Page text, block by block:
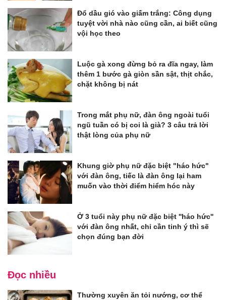
Đổ dầu gió vào giấm trắng: Công dụng
tuyệt vời nhà nào cũng cần, ai biết cũng
vội học theo
Luộc gà xong đừng bỏ ra đĩa ngay, làm
thêm 1 bước gà giòn sần sật, thịt chắc,
chặt không bị nát
Trong mắt phụ nữ, đàn ông ngoài tuổi
ngũ tuần có bị coi là già? 3 câu trả lời
thật lòng của phụ nữ
Khung giờ phụ nữ đặc biệt "háo hức"
với đàn ông, tiếc là đàn ông lại ham
muốn vào thời điểm hiểm hóc này
Ở 3 tuổi này phụ nữ đặc biệt ''háo hức''
với đàn ông nhất, chỉ cần tinh ý thì sẽ
chọn đúng bạn đời
Đọc nhiều
Thường xuyên ăn tỏi nướng, cơ thể